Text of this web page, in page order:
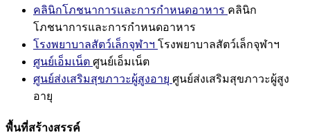
คลินิกโภชนาการและการกำหนดอาหาร คลินิก
โภชนาการและการกำหนดอาหาร
โรงพยาบาลสัตว์เล็กจุฬาฯ โรงพยาบาลสัตว์เล็กจุฬาฯ
ศูนย์เอ็มเน็ต ศูนย์เอ็มเน็ต
ศูนย์ส่งเสริมสุขภาวะผู้สูงอายุ ศูนย์ส่งเสริมสุขภาวะผู้สูง
อายุ
พื้นที่สร้างสรรค์